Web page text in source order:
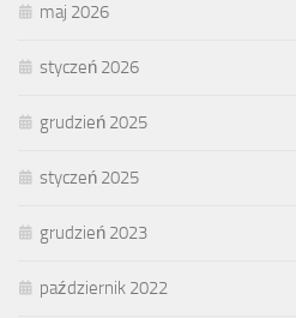
maj 2026
styczeń 2026
grudzień 2025
styczeń 2025
grudzień 2023
październik 2022